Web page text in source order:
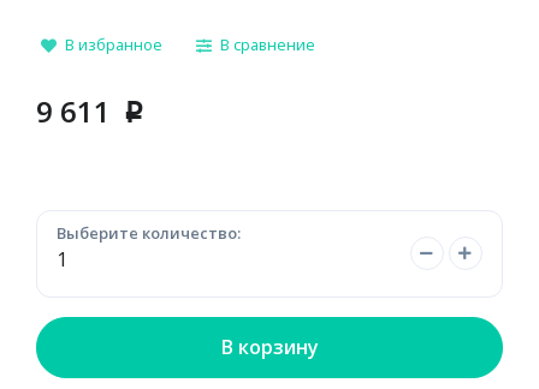
В избранное В сравнение
9 611 p
Выберите количество:
В корзину